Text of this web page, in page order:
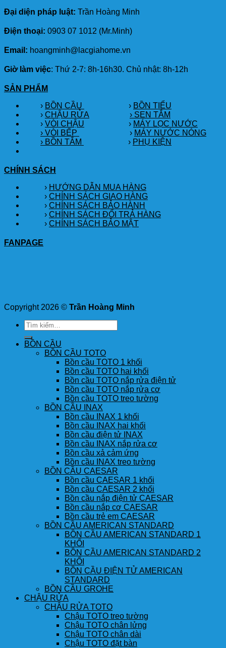
Đại diện pháp luật: Trần Hoàng Minh
Điện thoại: 0903 07 1012 (Mr.Minh)
Email: hoangminh@lacgiahome.vn
Giờ làm việc: Thứ 2-7: 8h-16h30. Chủ nhật: 8h-12h
SẢN PHẨM
› BỒN CẦU › BỒN TIỂU
› CHẬU RỬA
› SEN TẮM
› VÒI CHẬU › MÁY LỌC NƯỚC
› VÒI BẾP
› MÁY NƯỚC NÓNG
› BỒN TẮM
› PHỤ KIỆN
CHÍNH SÁCH
› HƯỚNG DẪN MUA HÀNG
› CHÍNH SÁCH GIAO HÀNG
› CHÍNH SÁCH BẢO HÀNH
› CHÍNH SÁCH ĐỔI TRẢ HÀNG
› CHÍNH SÁCH BẢO MẬT
FANPAGE
Copyright 2026 © Trần Hoàng Minh
Tìm
kiếm:
BỒN CẦU
BỒN CẦU TOTO
Bồn cầu TOTO 1 khối
Bồn cầu TOTO hai khối
Bồn cầu TOTO nắp rửa điện tử
Bồn cầu TOTO nắp rửa cơ
Bồn cầu TOTO treo tường
BỒN CẦU INAX
Bồn cầu INAX 1 khối
Bồn cầu INAX hai khối
Bồn cầu điện tử INAX
Bồn cầu INAX nắp rửa cơ
Bồn cầu xả cảm ứng
Bồn cầu INAX treo tường
BỒN CẦU CAESAR
Bồn cầu CAESAR 1 khối
Bồn cầu CAESAR 2 khối
Bồn cầu nắp điện tử CAESAR
Bồn cầu nắp cơ CAESAR
Bồn cầu trẻ em CAESAR
BỒN CẦU AMERICAN STANDARD
BỒN CẦU AMERICAN STANDARD 1
KHỐI
BỒN CẦU AMERICAN STANDARD 2
KHỐI
BỒN CẦU ĐIỆN TỬ AMERICAN
STANDARD
BỒN CẦU GROHE
CHẬU RỬA
CHẬU RỬA TOTO
Chậu TOTO treo tường
Chậu TOTO chân lửng
Chậu TOTO chân dài
Chậu TOTO đặt bàn